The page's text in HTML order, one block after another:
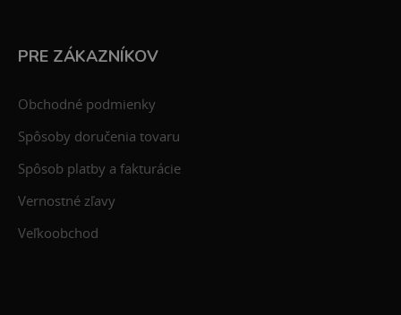
PRE ZÁKAZNÍKOV
Obchodné podmienky
Spôsoby doručenia tovaru
Spôsob platby a fakturácie
Vernostné zľavy
Veľkoobchod